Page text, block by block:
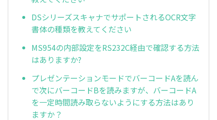
DSシリーズスキャナでサポートされるOCR文字
書体の種類を教えてください
MS954の内部設定をRS232C経由で確認する方法
はありますか?
プレゼンテーションモードでバーコードAを読ん
で次にバーコードBを読みますが、バーコードA
を一定時間読み取らないようにする方法はあり
ますか？